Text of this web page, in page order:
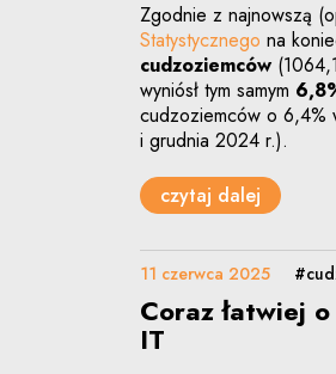
Zgodnie z najnowszą
Statystycznego na
cudzoziemców
wyniósł tym samym
cudzoziemców o 6,4%
i grudnia 2024 r.).
czytaj dalej
11 czerwca 2025
Coraz łatwiej
IT